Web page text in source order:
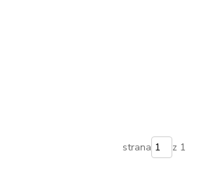
strana z 1